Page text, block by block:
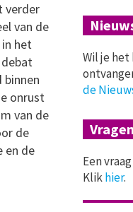
verder
van de
het
binnen
onrust
van de
de
en de
Wil je
de
Een
Klikhier.